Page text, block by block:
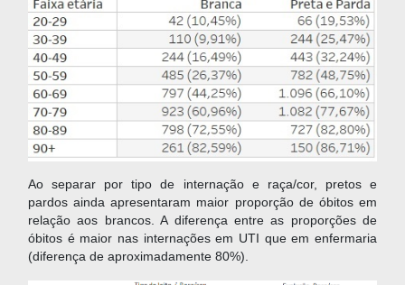
Ao separar por tipo de internação e raça/cor, pretos e
pardos ainda apresentaram maior proporção de óbitos em
relação aos brancos. A diferença entre as proporções de
óbitos é maior nas internações em UTI que em enfermaria
(diferença de aproximadamente 80%).